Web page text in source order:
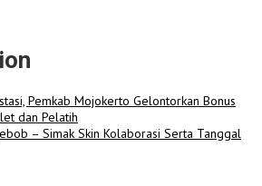
Pemkab Mojokerto Gelontorkan Bonus
dan Pelatih
– Simak Skin Kolaborasi Serta Tanggal